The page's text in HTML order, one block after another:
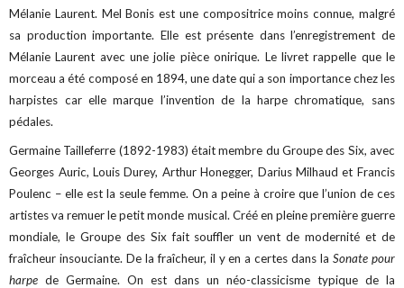
Mélanie Laurent. Mel Bonis est une compositrice moins connue, malgré
sa production importante. Elle est présente dans l’enregistrement de
Mélanie Laurent avec une jolie pièce onirique. Le livret rappelle que le
morceau a été composé en 1894, une date qui a son importance chez les
harpistes car elle marque l’invention de la harpe chromatique, sans
pédales.
Germaine Tailleferre (1892-1983) était membre du Groupe des Six, avec
Georges Auric, Louis Durey, Arthur Honegger, Darius Milhaud et Francis
Poulenc – elle est la seule femme. On a peine à croire que l’union de ces
artistes va remuer le petit monde musical. Créé en pleine première guerre
mondiale, le Groupe des Six fait souffler un vent de modernité et de
fraîcheur insouciante. De la fraîcheur, il y en a certes dans la Sonate pour
harpede Germaine. On est dans un néo-classicisme typique de la